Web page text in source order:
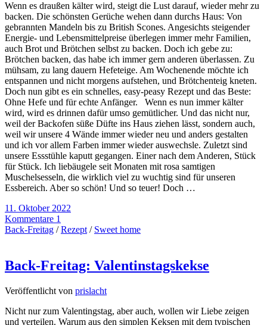
Wenn es draußen kälter wird, steigt die Lust darauf, wieder mehr zu
backen. Die schönsten Gerüche wehen dann durchs Haus: Von
gebrannten Mandeln bis zu British Scones. Angesichts steigender
Energie- und Lebensmittelpreise überlegen immer mehr Familien,
auch Brot und Brötchen selbst zu backen. Doch ich gebe zu:
Brötchen backen, das habe ich immer gern anderen überlassen. Zu
mühsam, zu lang dauern Hefeteige. Am Wochenende möchte ich
entspannen und nicht morgens aufstehen, und Brötchenteig kneten.
Doch nun gibt es ein schnelles, easy-peasy Rezept und das Beste:
Ohne Hefe und für echte Anfänger. Wenn es nun immer kälter
wird, wird es drinnen dafür umso gemütlicher. Und das nicht nur,
weil der Backofen süße Düfte ins Haus ziehen lässt, sondern auch,
weil wir unsere 4 Wände immer wieder neu und anders gestalten
und ich vor allem Farben immer wieder auswechsle. Zuletzt sind
unsere Essstühle kaputt gegangen. Einer nach dem Anderen, Stück
für Stück. Ich liebäugele seit Monaten mit rosa samtigen
Muschelsesseln, die wirklich viel zu wuchtig sind für unseren
Essbereich. Aber so schön! Und so teuer! Doch …
11. Oktober 2022
Kommentare 1
Back-Freitag /Rezept / Sweet home
Back-Freitag: Valentinstagskekse
Veröffentlicht von prislacht
Nicht nur zum Valentingstag, aber auch, wollen wir Liebe zeigen
und verteilen. Warum aus den simplen Keksen mit dem typischen